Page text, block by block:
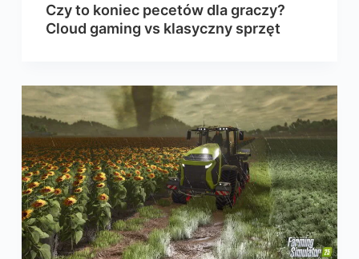
Czy to koniec pecetów dla graczy?
Cloud gaming vs klasyczny sprzęt